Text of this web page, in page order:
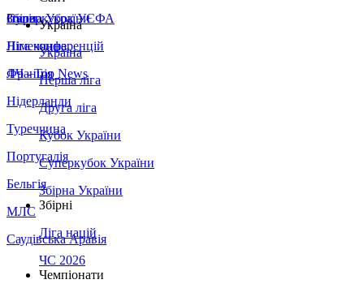
Збірна України
Італія
Німеччина
Франція
Нідерланди
Туреччина
Португалія
Бельгія
МЛС
Саудівська Аравія
Суперкубок УЄФА
Ліга конференцій
ЛЧ - Top News
Україна
Україна
Перша ліга
Друга ліга
Кубок України
Суперкубок України
Збірна України
Збірні
Ліга націй
ЧС 2026
Чемпіонати